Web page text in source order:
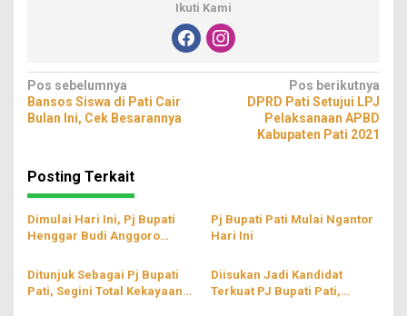
Ikuti Kami
Navigasi
pos
Pos sebelumnya
Bansos Siswa di Pati Cair
Bulan Ini, Cek Besarannya
Pos berikutnya
DPRD Pati Setujui LPJ
Pelaksanaan APBD
Kabupaten Pati 2021
Posting Terkait
Dimulai Hari Ini, Pj Bupati
Henggar Budi Anggoro
Taekwondo 2022
Pj Bupati Pati Mulai Ngantor
Hari Ini
Ditunjuk Sebagai Pj Bupati
Pati, Segini Total Kekayaan
Diisukan Jadi Kandidat
Terkuat PJ Bupati Pati,